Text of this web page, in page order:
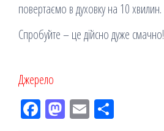
повертаємо в духовку на 10 хвилин.
Спробуйте – це дійсно дуже смачно!
Джерело
Fac M Em